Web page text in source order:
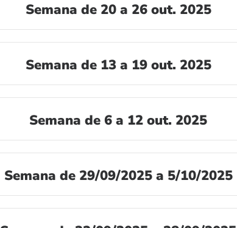
Semana de 20 a 26 out. 2025
Semana de 13 a 19 out. 2025
Semana de 6 a 12 out. 2025
Semana de 29/09/2025 a 5/10/2025